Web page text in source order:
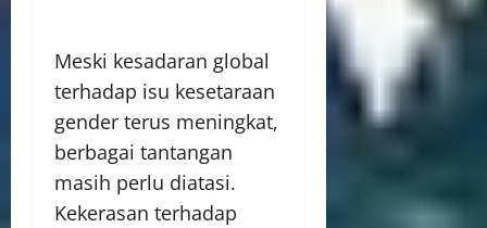
Meski kesadaran global
terhadap isu kesetaraan
gender terus meningkat,
berbagai tantangan
masih perlu diatasi.
Kekerasan terhadap